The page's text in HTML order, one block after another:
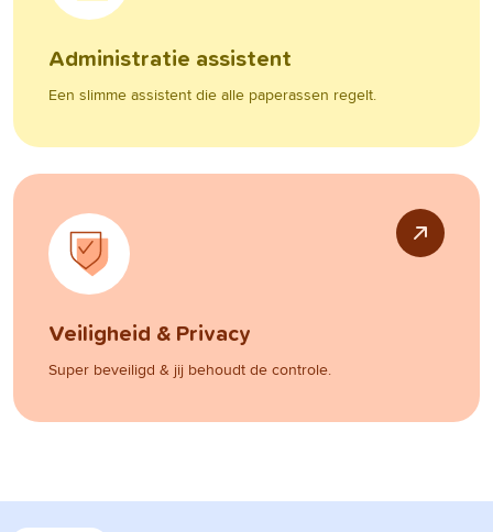
Administratie assistent
Een slimme assistent die alle paperassen regelt.
Veiligheid & Privacy
Super beveiligd & jij behoudt de controle.